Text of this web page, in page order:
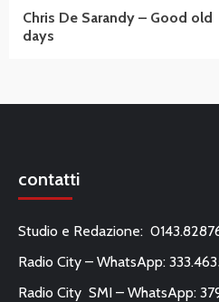
Chris De Sarandy – Good old
days
contatti
Studio e Redazione:
Radio City – WhatsApp:
Radio City SMI – WhatsApp: